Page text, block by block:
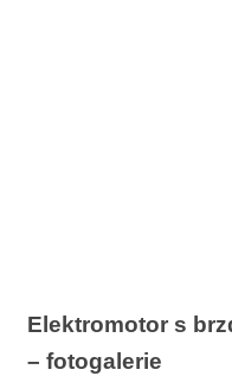
Elektromotor s
– fotogalerie